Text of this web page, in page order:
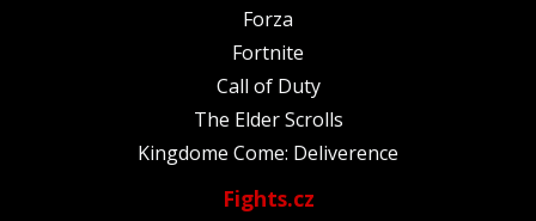
Forza
Fortnite
Call of Duty
The Elder Scrolls
Kingdome Come: Deliverence
Fights.cz